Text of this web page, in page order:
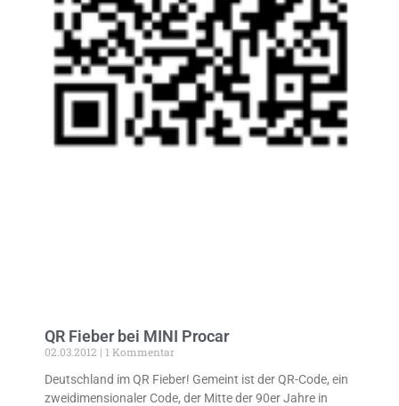
QR Fieber bei MINI Procar
02.03.2012
1 Kommentar
Deutschland im QR Fieber! Gemeint ist der QR-Code, ein
zweidimensionaler Code, der Mitte der 90er Jahre in